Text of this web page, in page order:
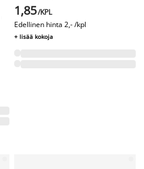
1,85/KPL
Edellinen hinta 2,- /kpl
+ lisää kokoja